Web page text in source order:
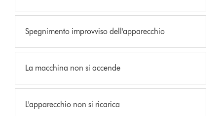
Spegnimento improvviso dell'apparecchio
La macchina non si accende
L'apparecchio non si ricarica